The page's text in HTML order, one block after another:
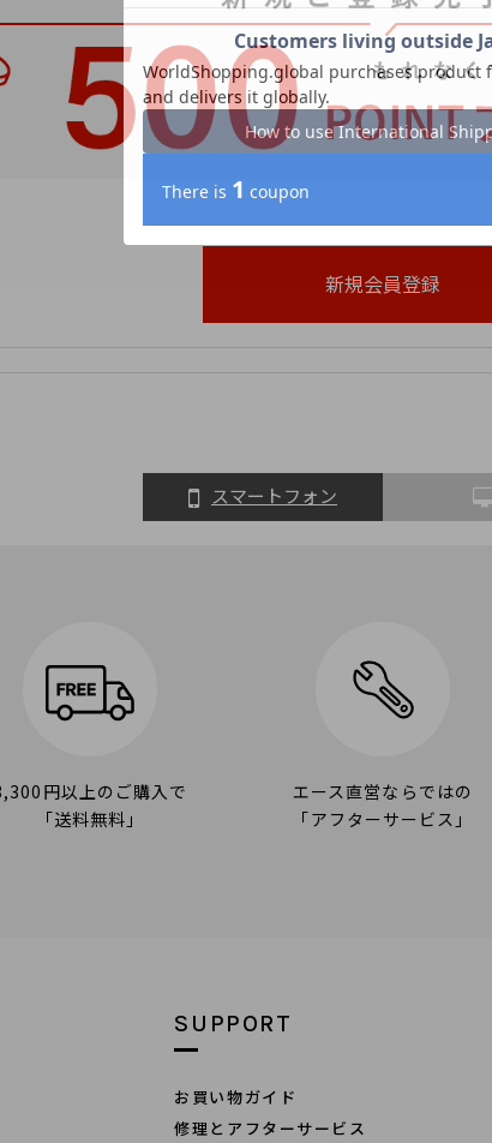
スマートフォン
円以上のご購入で
「送料無料」
エース直営ならではの
「アフターサービス」
SUPPORT
お買い物ガイド
修理とアフターサービス